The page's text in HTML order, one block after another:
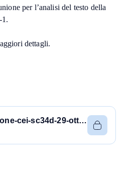
per l’analisi del testo della
1.
dettagli.
resoconto-riunione-cei-sc34d-29-ottobre-2021.pdf